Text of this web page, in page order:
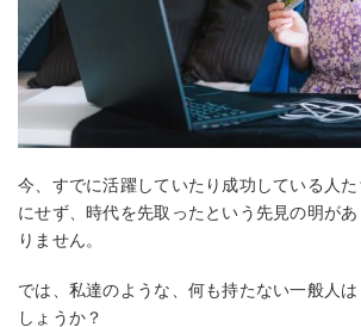
今、すでに活躍していたり成功している人
にせず、時代を先取ったという先見の明が
りません。
では、私達のような、何も持たない一般人
しょうか？